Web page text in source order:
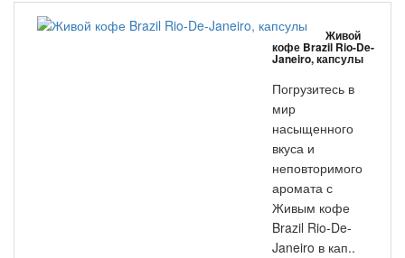
Живой
кофе Brazil Rio-De-
Janeiro, капсулы
Погрузитесь в
мир
насыщенного
вкуса и
неповторимого
аромата с
Живым кофе
Brazil Rio-De-
Janeiro в кап..